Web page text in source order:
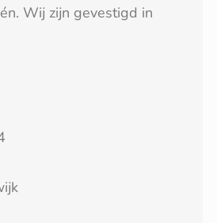
productpagina
Wij zijn gevestigd in